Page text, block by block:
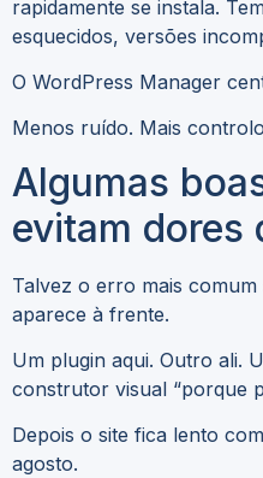
rapidamente se instala.
esquecidos, versões
O WordPress Manager
Menos ruído. Mais
Algumas
evitam dores
Talvez o erro mais
aparece à frente.
Um plugin aqui. Outro ali.
construtor visual “porque
Depois o site fica lento
agosto.